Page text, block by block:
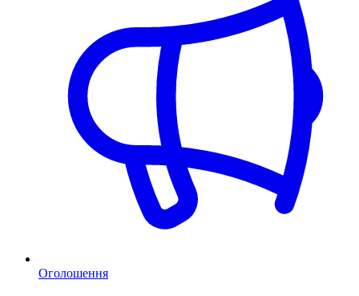
Оголошення